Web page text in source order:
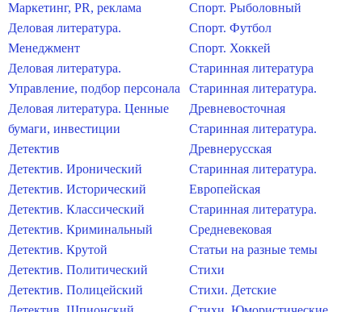
Маркетинг, PR, реклама
Деловая литература.
Менеджмент
Деловая литература.
Управление, подбор персонала
Деловая литература. Ценные
бумаги, инвестиции
Детектив
Детектив. Иронический
Детектив. Исторический
Детектив. Классический
Детектив. Криминальный
Детектив. Крутой
Детектив. Политический
Детектив. Полицейский
Спорт. Рыболовный
Спорт. Футбол
Спорт. Хоккей
Старинная литература
Старинная литература.
Древневосточная
Старинная литература.
Древнерусская
Старинная литература.
Европейская
Старинная литература.
Средневековая
Статьи на разные темы
Стихи
Стихи. Детские